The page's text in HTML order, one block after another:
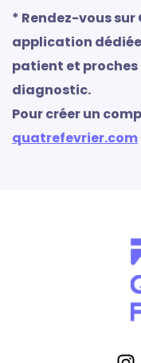
* Rendez-vous
application
patient et
diagnostic.
Pour créer un
quatrefevrier.com